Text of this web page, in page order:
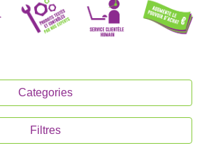
Categories
Filtres